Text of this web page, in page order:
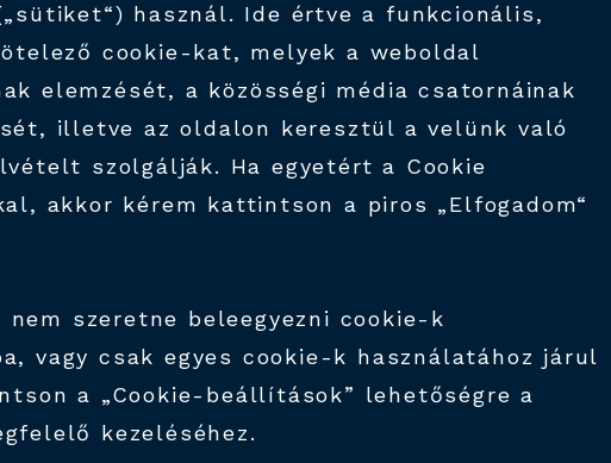
használ. Ide értve a funkcionális,
cookie-kat, melyek a weboldal
elemzését, a közösségi média csatornáinak
illetve az oldalon keresztül a velünk való
szolgálják. Ha egyetért a Cookie
akkor kérem kattintson a piros „Elfogadom“
nem szeretne beleegyezni cookie-k
vagy csak egyes cookie-k használatához járul
a „Cookie-beállítások” lehetőségre a
kezeléséhez.